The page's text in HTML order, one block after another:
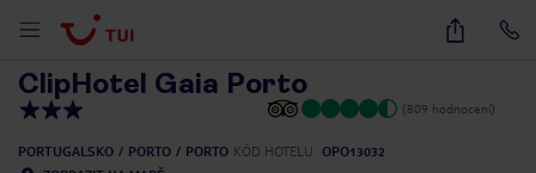
18
ClipHotel Gaia Porto
(809 hodnocení)
PORTUGALSKO PORTO PORTO KÓD HOTELU
OPO13032